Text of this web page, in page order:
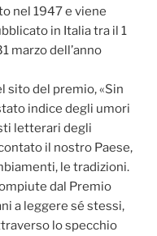
nel 1947 e viene
in Italia tra il 1
marzo dell’anno
sito del premio, «Sin
indice degli umori
letterari degli
il nostro Paese,
le tradizioni.
dal Premio
a leggere sé stessi,
lo specchio